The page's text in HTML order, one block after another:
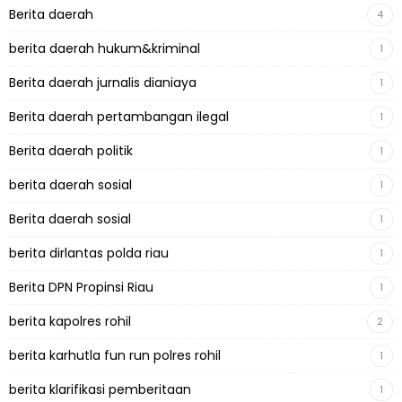
Berita daerah 4
berita daerah hukum&kriminal 1
Berita daerah jurnalis dianiaya 1
Berita daerah pertambangan ilegal 1
Berita daerah politik 1
berita daerah sosial 1
Berita daerah sosial 1
berita dirlantas polda riau 1
Berita DPN Propinsi Riau 1
berita kapolres rohil 2
berita karhutla fun run polres rohil 1
berita klarifikasi pemberitaan 1